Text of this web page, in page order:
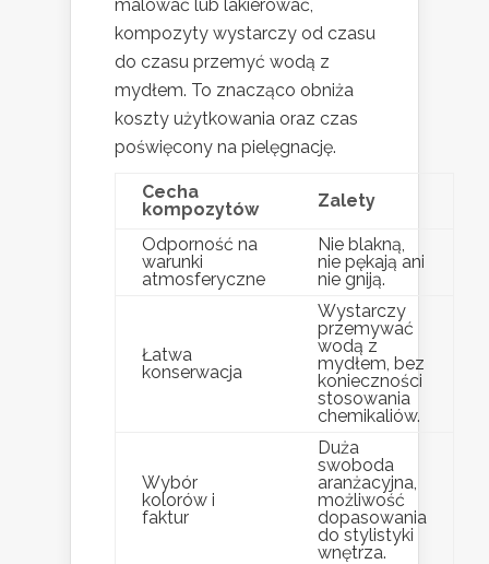
malować lub lakierować,
kompozyty wystarczy od czasu
do czasu przemyć wodą z
mydłem. To znacząco obniża
koszty użytkowania oraz czas
poświęcony na pielęgnację.
Cecha
kompozytów
Zalety
Odporność na
warunki
atmosferyczne
Nie blakną,
nie pękają ani
nie gniją.
Łatwa
konserwacja
Wystarczy
przemywać
wodą z
mydłem, bez
konieczności
stosowania
chemikaliów.
Wybór
kolorów i
faktur
Duża
swoboda
aranżacyjna,
możliwość
dopasowania
do stylistyki
wnętrza.